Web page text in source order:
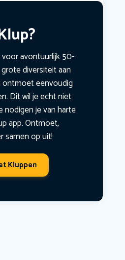
voor avontuurlijk 50-
diversiteit aan
eenvoudig
Dit wil je echt niet
nodigen je van harte
app. Ontmoet,
samen op uit!
Kluppen